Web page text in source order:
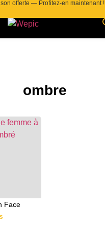
offerte — Profitez-en maintenant !
ombre
Face